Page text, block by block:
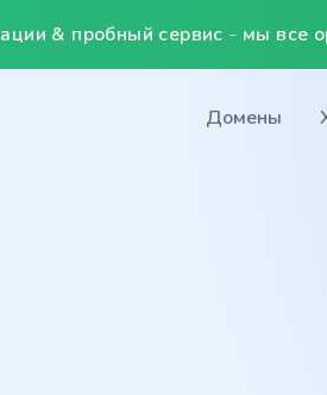
& пробный сервис - мы все
Домены